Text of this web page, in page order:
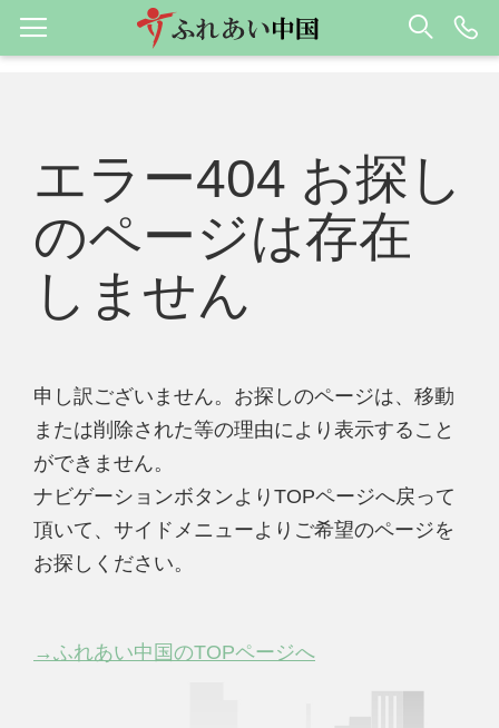
エラー404 お探し
のページは存在
しません
申し訳ございません。お探しのページは、移動
または削除された等の理由により表示すること
ができません。
ナビゲーションボタンよりTOPページへ戻って
頂いて、サイドメニューよりご希望のページを
お探しください。
→ふれあい中国のTOPページへ